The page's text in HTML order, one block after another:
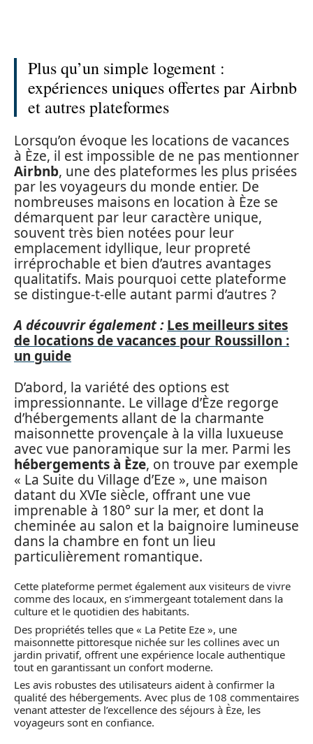
Plus qu’un simple logement :
expériences uniques offertes par Airbnb
et autres plateformes
Lorsqu’on évoque les locations de vacances
à Èze, il est impossible de ne pas mentionner
Airbnb, une des plateformes les plus prisées
par les voyageurs du monde entier. De
nombreuses maisons en location à Èze se
démarquent par leur caractère unique,
souvent très bien notées pour leur
emplacement idyllique, leur propreté
irréprochable et bien d’autres avantages
qualitatifs. Mais pourquoi cette plateforme
se distingue-t-elle autant parmi d’autres ?
A découvrir également : Les meilleurs sites
de locations de vacances pour Roussillon :
un guide
D’abord, la variété des options est
impressionnante. Le village d’Èze regorge
d’hébergements allant de la charmante
maisonnette provençale à la villa luxueuse
avec vue panoramique sur la mer. Parmi les
hébergements à Èze, on trouve par exemple
« La Suite du Village d’Eze », une maison
datant du XVIe siècle, offrant une vue
imprenable à 180° sur la mer, et dont la
cheminée au salon et la baignoire lumineuse
dans la chambre en font un lieu
particulièrement romantique.
Cette plateforme permet également aux visiteurs de vivre
comme des locaux, en s’immergeant totalement dans la
culture et le quotidien des habitants.
Des propriétés telles que « La Petite Eze », une
maisonnette pittoresque nichée sur les collines avec un
jardin privatif, offrent une expérience locale authentique
tout en garantissant un confort moderne.
Les avis robustes des utilisateurs aident à confirmer la
qualité des hébergements. Avec plus de 108 commentaires
venant attester de l’excellence des séjours à Èze, les
voyageurs sont en confiance.